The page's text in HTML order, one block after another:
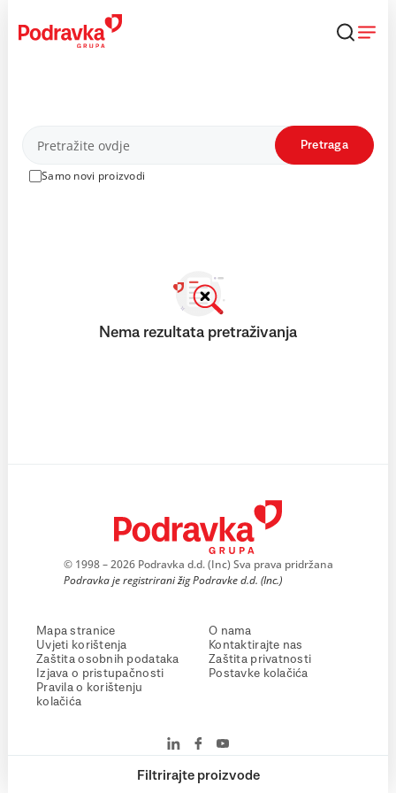
content
Proizvodi
Samo novi proizvodi
Pretraga
Filtrirajte proizvode
Nema rezultata pretraživanja
© 1998 – 2026 Podravka d.d. (Inc) Sva prava pridržana
Podravka je registrirani žig Podravke d.d. (Inc.)
Mapa stranice
Uvjeti korištenja
Zaštita osobnih podataka
Izjava o pristupačnosti
Pravila o korištenju
kolačića
O nama
Kontaktirajte nas
Zaštita privatnosti
Postavke kolačića